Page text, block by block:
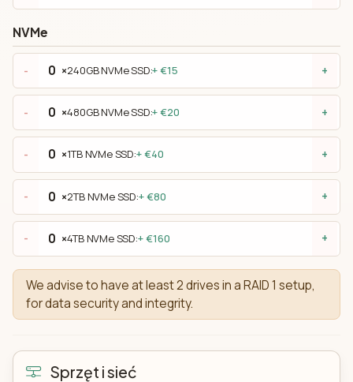
NVMe
- ×240GB NVMe SSD:+ €15 +
- ×480GB NVMe SSD:+ €20 +
- ×1TB NVMe SSD:+ €40 +
- ×2TB NVMe SSD:+ €80 +
- ×4TB NVMe SSD:+ €160 +
We advise to have at least 2 drives in a RAID 1 setup,
for data security and integrity.
Sprzęt i sieć